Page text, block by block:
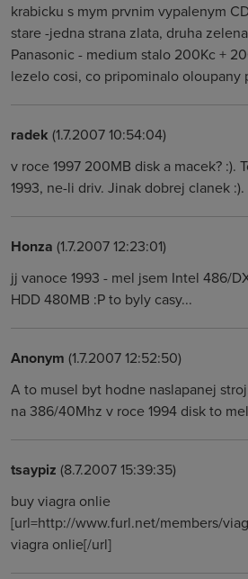
krabicku s mym prvnim vypalenym
stare -jedna strana zlata, druha
Panasonic - medium stalo 200Kc +
lezelo cosi, co pripominalo oloupany
radek (1.7.2007 10:54:04)
v roce 1997 200MB disk a macek? :).
1993, ne-li driv. Jinak dobrej clanek :).
Honza (1.7.2007 12:23:01)
jj vanoce 1993 - mel jsem Intel 486/
HDD 480MB :P to byly casy...
Anonym (1.7.2007 12:52:50)
A to musel byt hodne naslapanej
na 386/40Mhz v roce 1994 disk to
tsaypiz (8.7.2007 15:39:35)
buy viagra onlie
[url=http://www.furl.net/members/
viagra onlie[/url]